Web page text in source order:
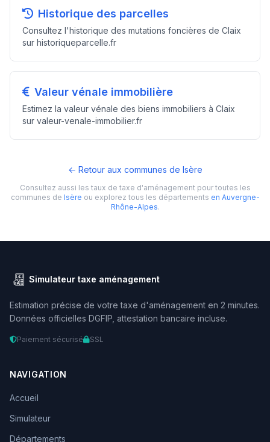
Historique des parcelles
Consultez l'historique des mutations foncières de Claix
sur historiqueparcelle.fr
Valeur vénale immobilière
Estimez la valeur vénale des biens immobiliers à Claix
sur valeur-venale-immobilier.fr
← Retour aux communes de Isère
Consultez aussi les taux de taxe d'aménagement pour toutes les
communes de Isère ou explorez tous les départements en Auvergne-
Rhône-Alpes.
Simulateur taxe aménagement
Estimation précise de votre taxe d'aménagement en 2 minutes.
Données officielles DGFIP, attestation bancaire incluse.
Paiement sécurisé SSL
NAVIGATION
Accueil
Simulateur
Départements